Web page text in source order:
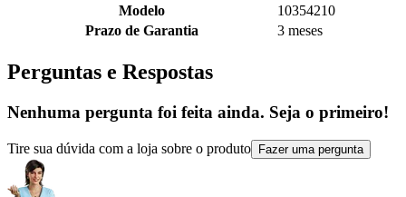
Modelo
10354210
Prazo de Garantia
3 meses
Perguntas e Respostas
Nenhuma pergunta foi feita ainda. Seja o primeiro!
Tire sua dúvida com a loja sobre o produto Fazer uma pergunta